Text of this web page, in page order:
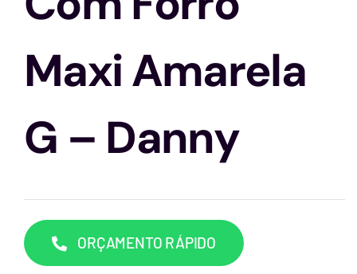
Luvas
Altura
Óculos
Contato
Maxi Amarela
G – Danny
ORÇAMENTO RÁPIDO